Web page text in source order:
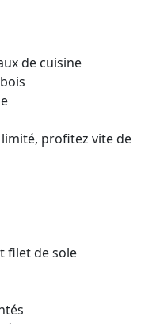
de cuisine
profitez vite de
filet de sole